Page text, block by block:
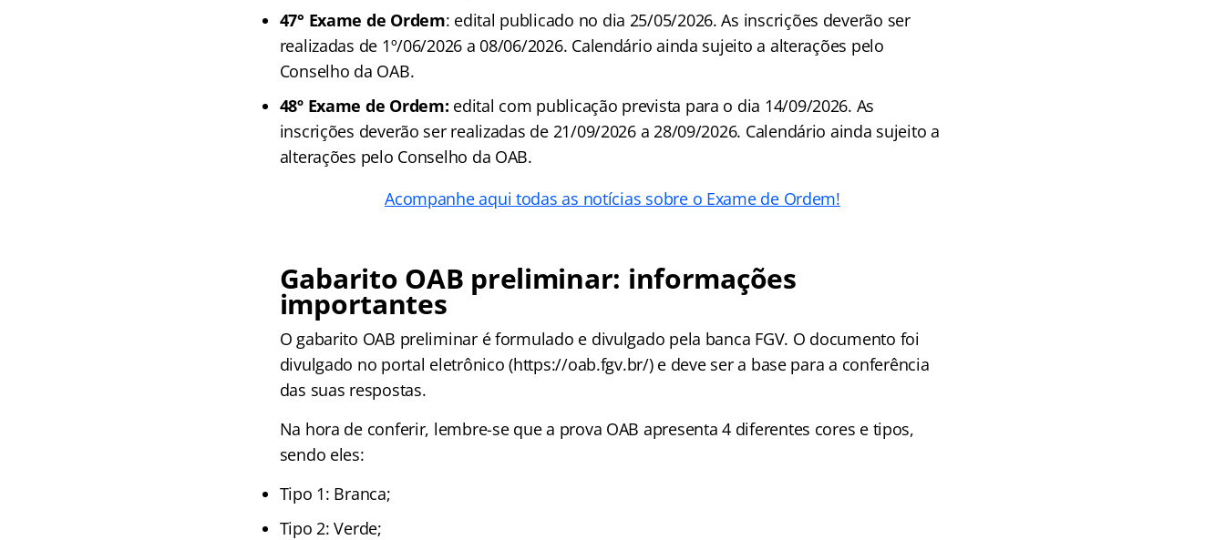
47° Exame de Ordem: edital publicado no dia 25/05/2026. As inscrições deverão ser
realizadas de 1º/06/2026 a 08/06/2026. Calendário ainda sujeito a alterações pelo
Conselho da OAB.
48º Exame de Ordem: edital com publicação prevista para o dia 14/09/2026. As
inscrições deverão ser realizadas de 21/09/2026 a 28/09/2026. Calendário ainda sujeito a
alterações pelo Conselho da OAB.
Acompanhe aqui todas as notícias sobre o Exame de Ordem!
Gabarito OAB preliminar: informações
importantes
O gabarito OAB preliminar é formulado e divulgado pela banca FGV. O documento foi
divulgado no portal eletrônico (https://oab.fgv.br/) e deve ser a base para a conferência
das suas respostas.
Na hora de conferir, lembre-se que a prova OAB apresenta 4 diferentes cores e tipos,
sendo eles:
Tipo 1: Branca;
Tipo 2: Verde;